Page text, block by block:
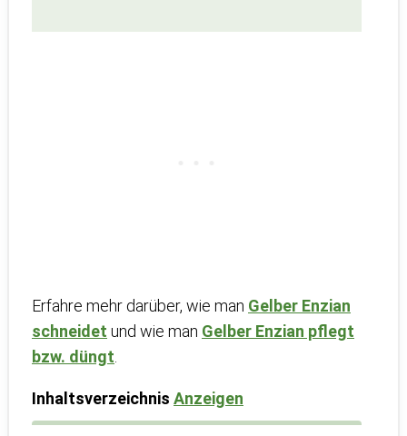
Erfahre mehr darüber, wie man Gelber Enzian
schneidet und wie man Gelber Enzian pflegt
bzw. düngt
Inhaltsverzeichnis Anzeigen